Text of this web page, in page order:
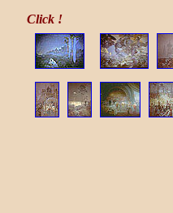
Click !